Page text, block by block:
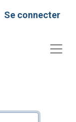
Se connecter